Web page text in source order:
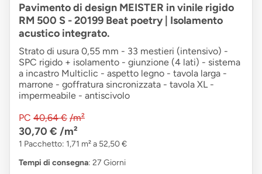
Pavimento di design MEISTER in vinile rigido
RM 500 S - 20199 Beat poetry | Isolamento
acustico integrato.
Strato di usura 0,55 mm - 33 mestieri (intensivo) -
SPC rigido + isolamento - giunzione (4 lati) - sistema
a incastro Multiclic - aspetto legno - tavola larga -
marrone - goffratura sincronizzata - tavola XL -
impermeabile - antiscivolo
PC 40,64 € /m²
30,70 € /m²
1 Pacchetto: 1,71 m² a 52,50 €
Tempi di consegna: 27 Giorni